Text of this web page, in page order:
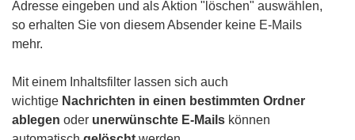
Adresse eingeben und als Aktion "löschen" auswählen,
so erhalten Sie von diesem Absender keine E-Mails
mehr.
Mit einem Inhaltsfilter lassen sich auch
wichtige Nachrichten in einen bestimmten Ordner
ablegen oder unerwünschte E-Mails können